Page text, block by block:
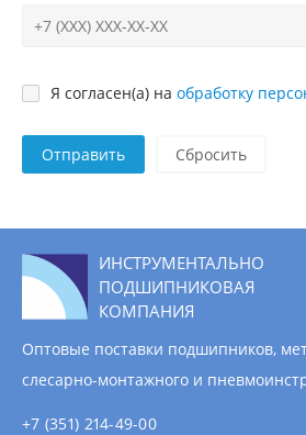
Я согласен(а) на обработку
Отправить
ИНСТРУМЕНТАЛЬНО
ПОДШИПНИКОВАЯ
КОМПАНИЯ
Оптовые поставки подшипников,
слесарно-монтажного и
+7 (351) 214-49-00